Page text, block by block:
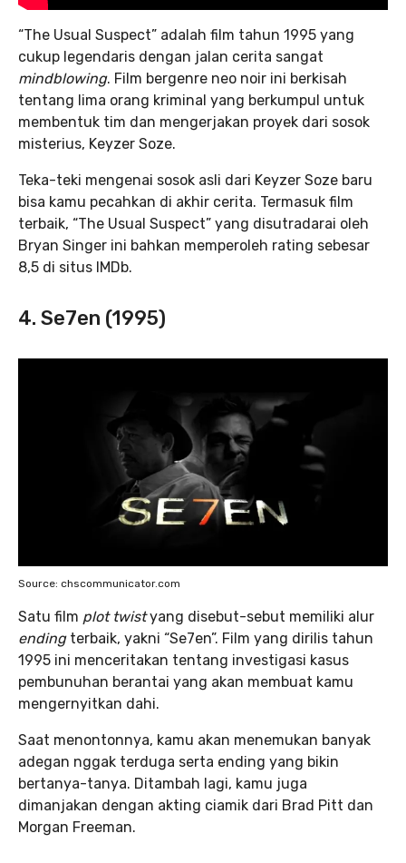
“The Usual Suspect” adalah film tahun 1995 yang
cukup legendaris dengan jalan cerita sangat
mindblowing. Film bergenre neo noir ini berkisah
tentang lima orang kriminal yang berkumpul untuk
membentuk tim dan mengerjakan proyek dari sosok
misterius, Keyzer Soze.
Teka-teki mengenai sosok asli dari Keyzer Soze baru
bisa kamu pecahkan di akhir cerita. Termasuk film
terbaik, “The Usual Suspect” yang disutradarai oleh
Bryan Singer ini bahkan memperoleh rating sebesar
8,5 di situs IMDb.
4. Se7en (1995)
Source: chscommunicator.com
Satu film plot twistyang disebut-sebut memiliki alur
ending terbaik, yakni “Se7en”. Film yang dirilis tahun
1995 ini menceritakan tentang investigasi kasus
pembunuhan berantai yang akan membuat kamu
mengernyitkan dahi.
Saat menontonnya, kamu akan menemukan banyak
adegan nggak terduga serta ending yang bikin
bertanya-tanya. Ditambah lagi, kamu juga
dimanjakan dengan akting ciamik dari Brad Pitt dan
Morgan Freeman.